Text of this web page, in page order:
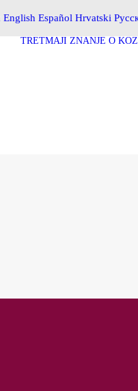
English Español Hrvatski
TRETMAJI ZNANJE O